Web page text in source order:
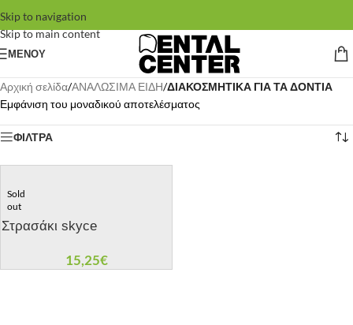
Skip to navigation
Skip to main content
ΜΕΝΟΥ
Αρχική σελίδα/ΑΝΑΛΩΣΙΜΑ ΕΙΔΗ/ΔΙΑΚΟΣΜΗΤΙΚΑ ΓΙΑ ΤΑ ΔΟΝΤΙΑ
Εμφάνιση του μοναδικού αποτελέσματος
ΦΙΛΤΡΑ
Sold
out
Στρασάκι skyce
15,25€